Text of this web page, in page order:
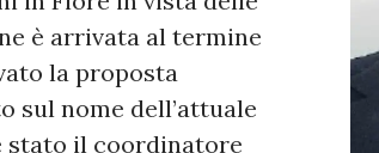
è arrivata al termine
la proposta
sul nome dell’attuale
stato il coordinatore